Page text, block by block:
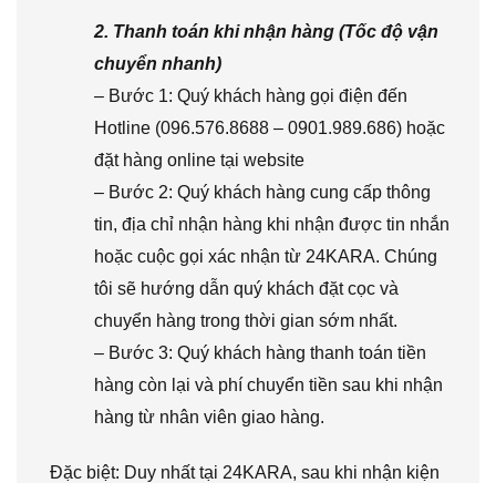
2. Thanh toán khi nhận hàng (Tốc độ vận
chuyển nhanh)
– Bước 1: Quý khách hàng gọi điện đến
Hotline (096.576.8688 – 0901.989.686) hoặc
đặt hàng online tại website
– Bước 2: Quý khách hàng cung cấp thông
tin, địa chỉ nhận hàng khi nhận được tin nhắn
hoặc cuộc gọi xác nhận từ 24KARA. Chúng
tôi sẽ hướng dẫn quý khách đặt cọc và
chuyển hàng trong thời gian sớm nhất.
– Bước 3: Quý khách hàng thanh toán tiền
hàng còn lại và phí chuyển tiền sau khi nhận
hàng từ nhân viên giao hàng.
Đặc biệt: Duy nhất tại 24KARA, sau khi nhận kiện